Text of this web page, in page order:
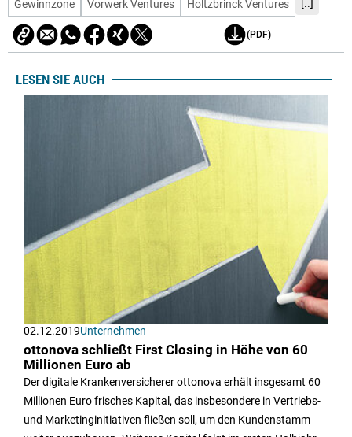
Gewinnzone Vorwerk Ventures Holtzbrinck Ventures [..]
(PDF)
LESEN SIE AUCH
02.12.2019Unternehmen
ottonova schließt First Closing in Höhe von 60
Millionen Euro ab
Der digitale Krankenversicherer ottonova erhält insgesamt 60
Millionen Euro frisches Kapital, das insbesondere in Vertriebs-
und Marketinginitiativen fließen soll, um den Kundenstamm